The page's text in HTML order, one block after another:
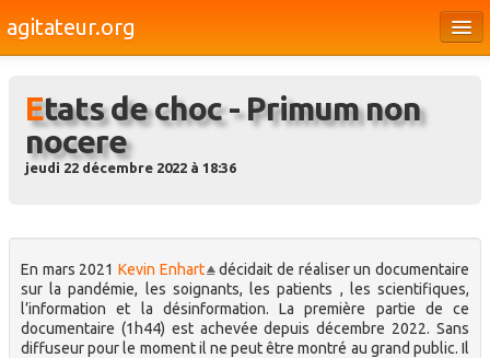
agitateur.org
Bourges & le Cher
Société
Médias
Dossiers
Brèves
Etats de choc - Primum non
nocere
jeudi 22 décembre 2022 à 18:36
En mars 2021 Kevin Enhart
décidait de réaliser un documentaire
sur la pandémie, les soignants, les patients , les scientifiques,
l’information et la désinformation. La première partie de ce
documentaire (1h44) est achevée depuis décembre 2022. Sans
diffuseur pour le moment il ne peut être montré au grand public. Il